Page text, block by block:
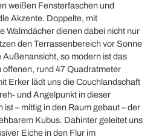
weißen Fensterfaschen und
Akzente. Doppelte, mit
Walmdächer dienen dabei nicht nur
den Terrassenbereich vor Sonne
Außenansicht, so modern ist das
offenen, rund 47 Quadratmeter
Erker lädt uns die Couchlandschaft
und Angelpunkt in dieser
– mittig in den Raum gebaut – der
Kubus. Dahinter geleitet uns
Eiche in den Flur im